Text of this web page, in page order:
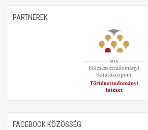
PARTNEREK
FACEBOOK KÖZÖSSÉG